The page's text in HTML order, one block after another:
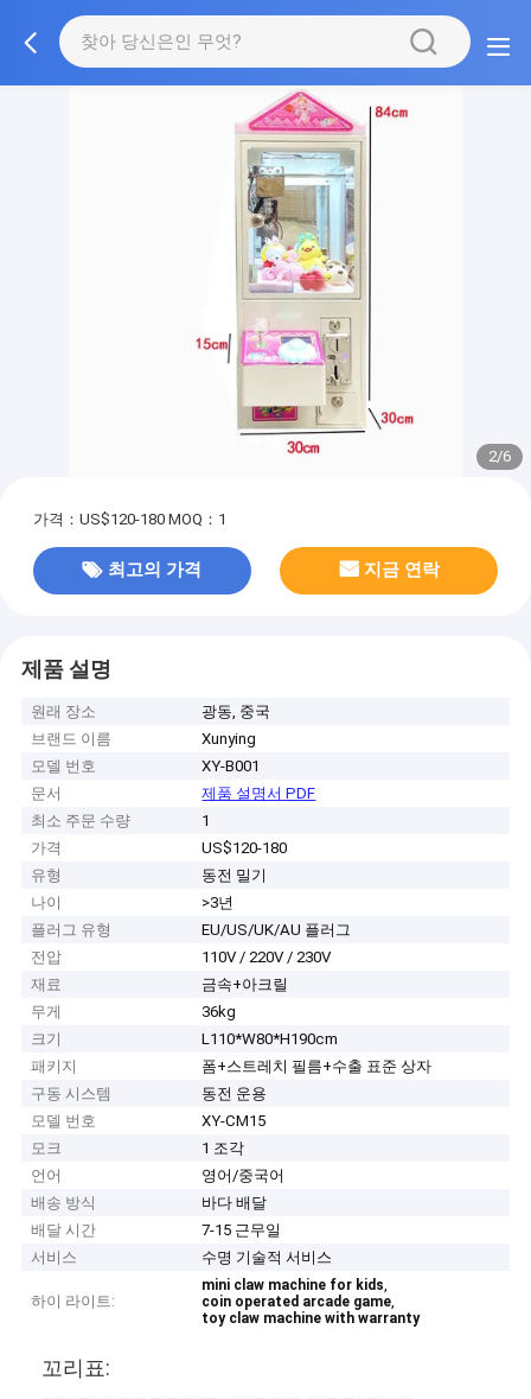
2/6
가격：US$120-180 MOQ：1
최고의 가격 지금 연락
제품 설명
원래 장소
광동, 중국
브랜드 이름
Xunying
모델 번호
XY-B001
문서
제품 설명서 PDF
최소 주문 수량
1
가격
US$120-180
유형
동전 밀기
나이
>3년
플러그 유형
EU/US/UK/AU 플러그
전압
110V / 220V / 230V
재료
금속+아크릴
무게
36kg
크기
L110*W80*H190cm
패키지
폼+스트레치 필름+수출 표준 상자
구동 시스템
동전 운용
모델 번호
XY-CM15
모크
1 조각
언어
영어/중국어
배송 방식
바다 배달
배달 시간
7-15 근무일
서비스
수명 기술적 서비스
하이 라이트:
mini claw machine for kids,
coin operated arcade game,
toy claw machine with warranty
꼬리표: